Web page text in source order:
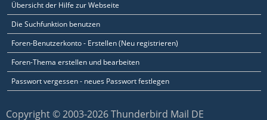
Übersicht der Hilfe zur Webseite
Die Suchfunktion benutzen
Foren-Benutzerkonto - Erstellen (Neu registrieren)
Foren-Thema erstellen und bearbeiten
Passwort vergessen - neues Passwort festlegen
Copyright © 2003-2026 Thunderbird Mail DE